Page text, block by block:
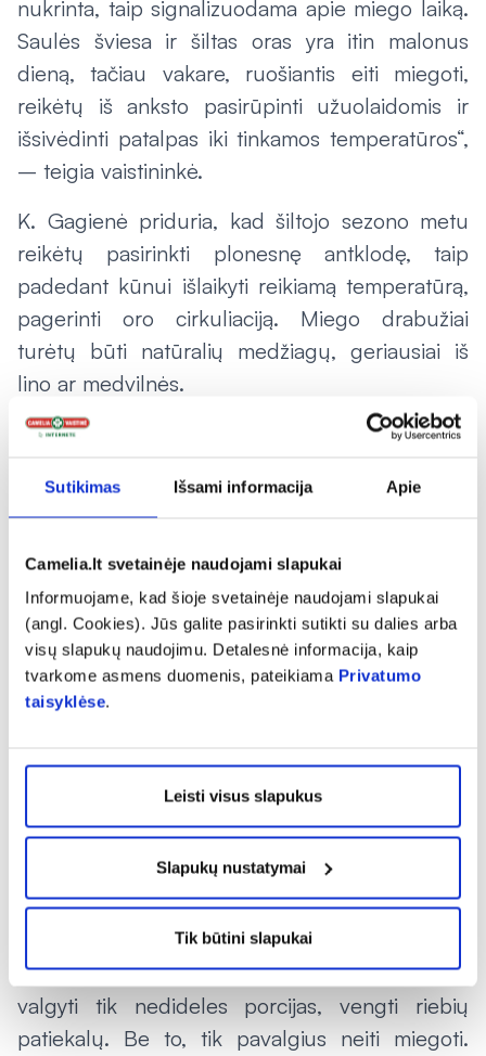
Sutikimas Išsami informacija Apie
Camelia.lt svetainėje naudojami slapukai
Informuojame, kad šioje svetainėje naudojami slapukai
(angl. Cookies). Jūs galite pasirinkti sutikti su dalies arba
visų slapukų naudojimu. Detalesnė informacija, kaip
tvarkome asmens duomenis, pateikiama Privatumo
taisyklėse.
Leisti visus slapukus
Slapukų nustatymai
Tik būtini slapukai
nukrinta, taip signalizuodama apie miego laiką.
Saulės šviesa ir šiltas oras yra itin malonus
dieną, tačiau vakare, ruošiantis eiti miegoti,
reikėtų iš anksto pasirūpinti užuolaidomis ir
išsivėdinti patalpas iki tinkamos temperatūros“,
– teigia vaistininkė.
K. Gagienė priduria, kad šiltojo sezono metu
reikėtų pasirinkti plonesnę antklodę, taip
padedant kūnui išlaikyti reikiamą temperatūrą,
pagerinti oro cirkuliaciją. Miego drabužiai
turėtų būti natūralių medžiagų, geriausiai iš
lino ar medvilnės.
4. Tinkamai maitinkitės ir venkite alkoholio
„Camelia“ vaistinės darbuotoja pabrėžė, kad
alkoholis vasaros laikotarpiu greitina medžiagų
organizmas greičiau dehidratuoja, negali pats
atsivėsinti. Praradęs kūno skysčius žmogus
jaučia galvos skausmus, svaigulį, silpnumą.
Nors dažnu atveju alkoholis padeda užmigti,
žmogus naktį pabunda, miega neramiai.
„Keletą valandų prieš miegą reikėtų vengti
tokių stimuliantų kaip kofeinas ir nikotinas,
kurie žinomi dėl savo savybės trikdyti miego
ritmą. Nepamirškite, kad kofeino galima rasti ne
tik kavoje, bet ir energetiniuose gėrimuose,
Vaistininkė pabrėžia, kad prieš miegą reikėtų
valgyti tik nedideles porcijas, vengti riebių
patiekalų. Be to, tik pavalgius neiti miegoti.